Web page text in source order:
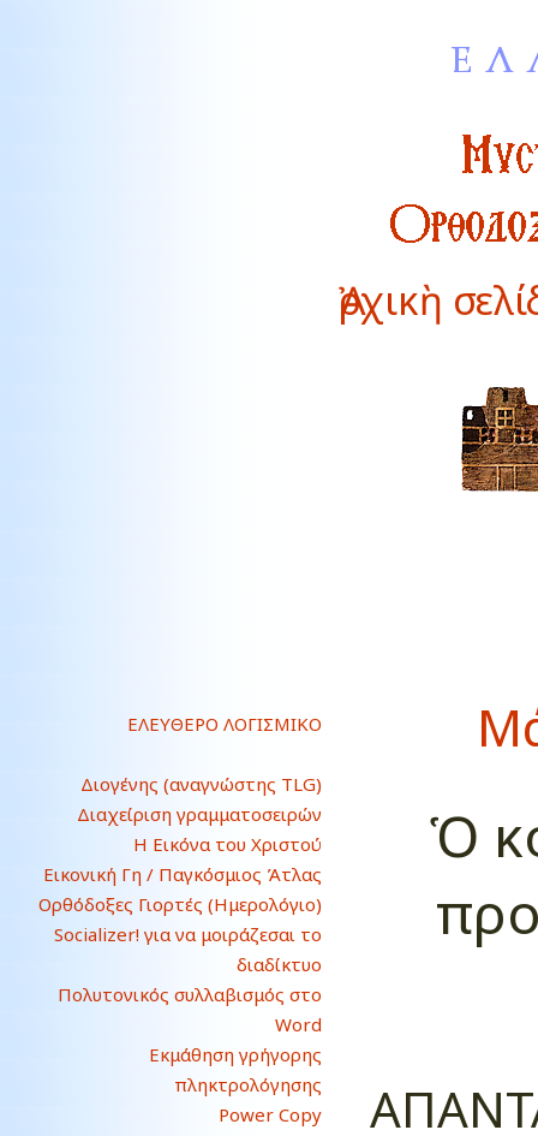
Ἀρχικὴ
ΕΛΕΥΘΕΡΟ ΛΟΓΙΣΜΙΚΟ
Διογένης (αναγνώστης TLG)
Διαχείριση γραμματοσειρών
Η Εικόνα του Χριστού
Εικονική Γη / Παγκόσμιος Άτλας
Ορθόδοξες Γιορτές (Ημερολόγιο)
Socializer! για να μοιράζεσαι το
διαδίκτυο
Πολυτονικός συλλαβισμός στο
Word
Εκμάθηση γρήγορης
πληκτρολόγησης
Power Copy
Ὁ